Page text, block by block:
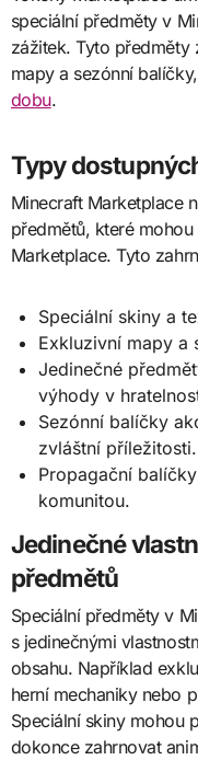
speciální předměty v
zážitek. Tyto předměty
mapy a sezónní
dobu.
Typy
Minecraft Marketplace
předmětů, které
Marketplace. Tyto
Speciální skiny a
Exkluzivní mapy a
Jedinečné
výhody v
Sezónní balíčky
zvláštní příležitosti.
Propagační
komunitou.
Jedinečné
předmětů
Speciální předměty v
s jedinečnými
obsahu. Například
herní mechaniky nebo
Speciální skiny mohou
dokonce zahrnovat